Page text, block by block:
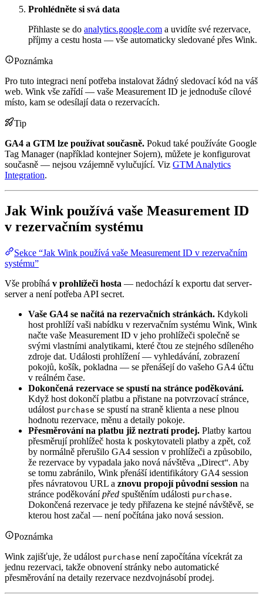
Prohlédněte si svá data
Přihlaste se do analytics.google.com a uvidíte své rezervace,
příjmy a cestu hosta — vše automaticky sledované přes Wink.
Poznámka
Pro tuto integraci není potřeba instalovat žádný sledovací kód na váš
web. Wink vše zařídí — vaše Measurement ID je jednoduše cílové
místo, kam se odesílají data o rezervacích.
Tip
GA4 a GTM lze používat současně. Pokud také používáte Google
Tag Manager (například kontejner Sojern), můžete je konfigurovat
současně — nejsou vzájemně vylučující. Viz GTM Analytics
Integration.
Jak Wink používá vaše Measurement ID
v rezervačním systému
Sekce “Jak Wink používá vaše Measurement ID v rezervačním
systému”
Vše probíhá v prohlížeči hosta — nedochází k exportu dat server-
server a není potřeba API secret.
Vaše GA4 se načítá na rezervačních stránkách. Kdykoli
host prohlíží vaši nabídku v rezervačním systému Wink, Wink
načte vaše Measurement ID v jeho prohlížeči společně se
svými vlastními analytikami, které čtou ze stejného sdíleného
zdroje dat. Události prohlížení — vyhledávání, zobrazení
pokojů, košík, pokladna — se přenášejí do vašeho GA4 účtu
v reálném čase.
Dokončená rezervace se spustí na stránce poděkování.
Když host dokončí platbu a přistane na potvrzovací stránce,
událost purchase se spustí na straně klienta a nese plnou
hodnotu rezervace, měnu a detaily pokoje.
Přesměrování na platbu již neztratí prodej. Platby kartou
přesměrují prohlížeč hosta k poskytovateli platby a zpět, což
by normálně přerušilo GA4 session v prohlížeči a způsobilo,
že rezervace by vypadala jako nová návštěva „Direct“. Aby
se tomu zabránilo, Wink přenáší identifikátory GA4 session
přes návratovou URL a znovu propojí původní session na
stránce poděkovánípřed spuštěním události purchase.
Dokončená rezervace je tedy přiřazena ke stejné návštěvě, se
kterou host začal — není počítána jako nová session.
Poznámka
Wink zajišťuje, že událost purchase není započítána vícekrát za
jednu rezervaci, takže obnovení stránky nebo automatické
přesměrování na detaily rezervace nezdvojnásobí prodej.